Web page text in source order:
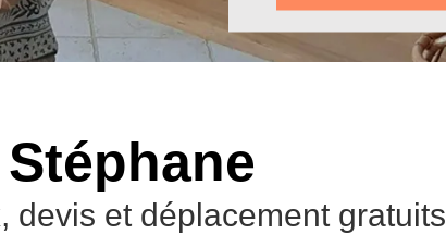
devis et déplacement gratuits